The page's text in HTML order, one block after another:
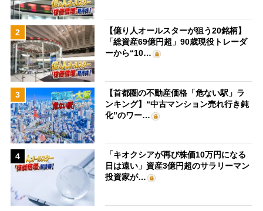
2
【億り人オールスターが狙う20銘柄】
「総資産69億円超」90歳現役トレーダ
ーから“10…
3
【首都圏の不動産価格「危ない駅」ラ
ンキング】“中古マンション売れ行き鈍
化”のワー…
4
「キオクシアが再び株価10万円になる
日は遠い」資産3億円超のサラリーマン
投資家が…